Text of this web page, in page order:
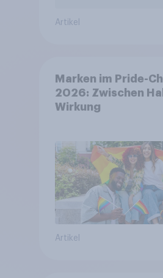
Artikel
Marken im Pride-
2026: Zwischen
Wirkung
Artikel